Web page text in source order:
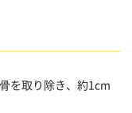
を取り除き、約1cm